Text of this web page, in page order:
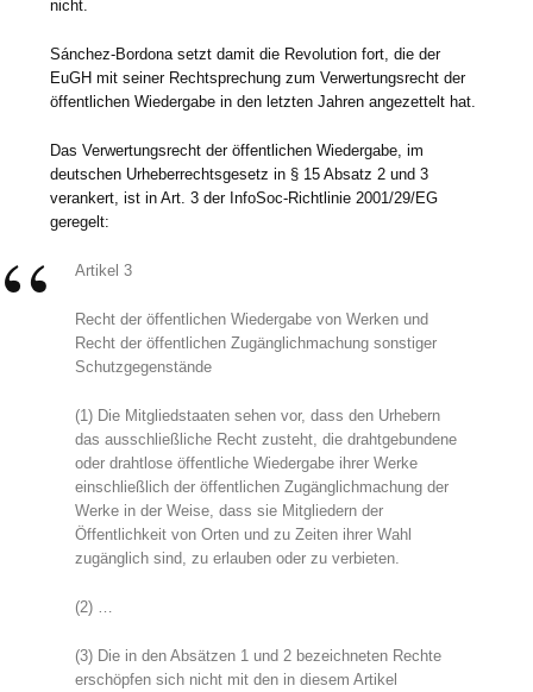
nicht.
Sánchez-Bordona setzt damit die Revolution fort, die der
EuGH mit seiner Rechtsprechung zum Verwertungsrecht der
öffentlichen Wiedergabe in den letzten Jahren angezettelt hat.
Das Verwertungsrecht der öffentlichen Wiedergabe, im
deutschen Urheberrechtsgesetz in § 15 Absatz 2 und 3
verankert, ist in Art. 3 der InfoSoc-Richtlinie 2001/29/EG
geregelt:
Artikel 3
Recht der öffentlichen Wiedergabe von Werken und
Recht der öffentlichen Zugänglichmachung sonstiger
Schutzgegenstände
(1) Die Mitgliedstaaten sehen vor, dass den Urhebern
das ausschließliche Recht zusteht, die drahtgebundene
oder drahtlose öffentliche Wiedergabe ihrer Werke
einschließlich der öffentlichen Zugänglichmachung der
Werke in der Weise, dass sie Mitgliedern der
Öffentlichkeit von Orten und zu Zeiten ihrer Wahl
zugänglich sind, zu erlauben oder zu verbieten.
(2) …
(3) Die in den Absätzen 1 und 2 bezeichneten Rechte
erschöpfen sich nicht mit den in diesem Artikel